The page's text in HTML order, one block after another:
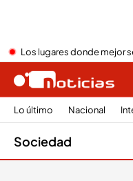
Los lugares donde mejor
Lo último Nacional
Sociedad